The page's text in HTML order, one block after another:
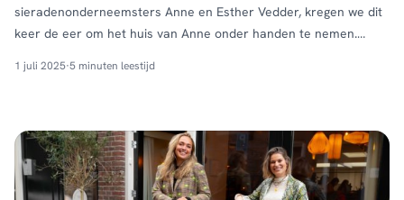
sieradenonderneemsters Anne en Esther Vedder, kregen we dit
keer de eer om het huis van Anne onder handen te nemen.
elegante woonruimte waarin luxe, comfort en persoonlijkheid
1 juli 2025·5 minuten leestijd